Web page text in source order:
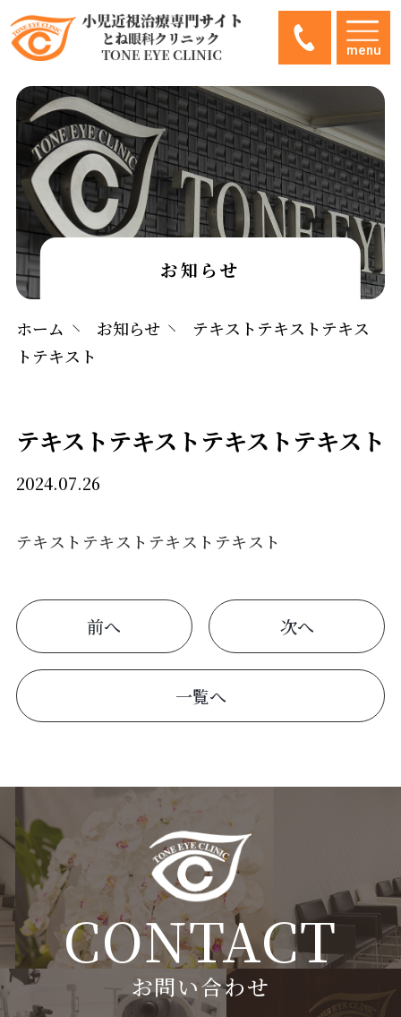
menu
お知らせ
ホーム お知らせ
テキストテキストテキス
トテキスト
テキストテキストテキストテキスト
2024.07.26
テキストテキストテキストテキスト
前へ
一覧へ
次へ
CONTACT
お問い合わせ